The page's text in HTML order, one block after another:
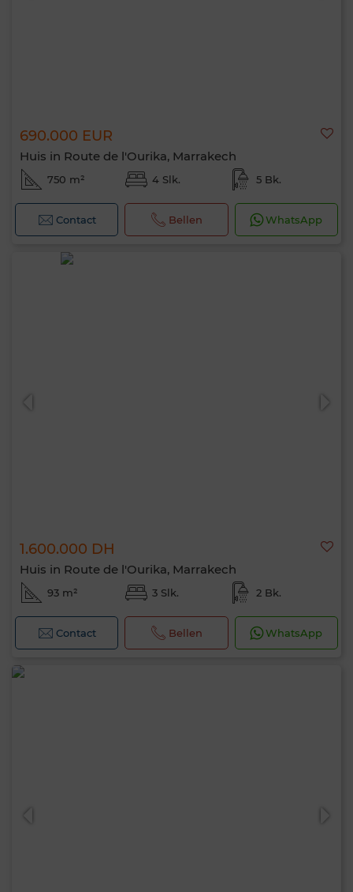
690.000 EUR
Huis in Route de l'Ourika, Marrakech
750 m² 4 Slk. 5 Bk.
Contact Bellen WhatsApp
1.600.000 DH
Huis in Route de l'Ourika, Marrakech
93 m² 3 Slk. 2 Bk.
Contact Bellen WhatsApp